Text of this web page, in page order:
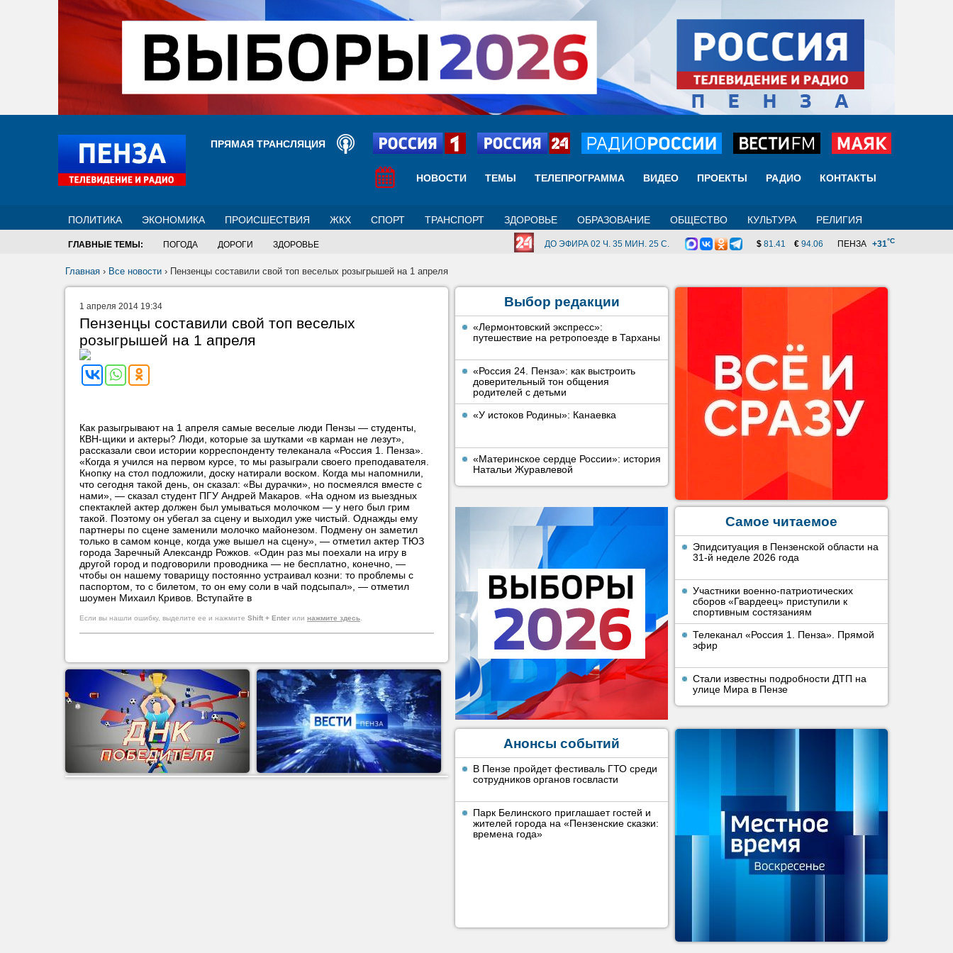
ПРЯМАЯ ТРАНСЛЯЦИЯ
НОВОСТИ ТЕМЫ ТЕЛЕПРОГРАММА ВИДЕО ПРОЕКТЫ РАДИО КОНТАКТЫ
ПОЛИТИКА ЭКОНОМИКА ПРОИСШЕСТВИЯ ЖКХ СПОРТ ТРАНСПОРТ ЗДОРОВЬЕ ОБРАЗОВАНИЕ ОБЩЕСТВО КУЛЬТУРА РЕЛИГИЯ
ГЛАВНЫЕ ТЕМЫ: ПОГОДА ДОРОГИ ЗДОРОВЬЕ ПЕНЗА +31°C
$ 81.41 € 94.06
ДО ЭФИРА 02 Ч. 35 МИН. 25 C.
Главная › Все новости › Пензенцы составили свой топ веселых розыгрышей на 1 апреля
Выбор редакции
«Лермонтовский экспресс»:
путешествие на ретропоезде в Тарханы
«Россия 24. Пенза»: как выстроить
доверительный тон общения
родителей с детьми
«У истоков Родины»: Канаевка
«Материнское сердце России»: история
Натальи Журавлевой
Самое читаемое
Эпидситуация в Пензенской области на
31-й неделе 2026 года
Участники военно-патриотических
сборов «Гвардеец» приступили к
спортивным состязаниям
Телеканал «Россия 1. Пенза». Прямой
эфир
Стали известны подробности ДТП на
улице Мира в Пензе
Анонсы событий
В Пензе пройдет фестиваль ГТО среди
сотрудников органов госвласти
Парк Белинского приглашает гостей и
жителей города на «Пензенские сказки:
времена года»
1 апреля 2014 19:34
Пензенцы составили свой топ веселых
розыгрышей на 1 апреля
Как разыгрывают на 1 апреля самые веселые люди Пензы — студенты,
КВН-щики и актеры? Люди, которые за шутками «в карман не лезут»,
рассказали свои истории корреспонденту телеканала «Россия 1. Пенза».
«Когда я учился на первом курсе, то мы разыграли своего преподавателя.
Кнопку на стол подложили, доску натирали воском. Когда мы напомнили,
что сегодня такой день, он сказал: «Вы дурачки», но посмеялся вместе с
нами», — сказал студент ПГУ Андрей Макаров. «На одном из выездных
спектаклей актер должен был умываться молочком — у него был грим
такой. Поэтому он убегал за сцену и выходил уже чистый. Однажды ему
партнеры по сцене заменили молочко майонезом. Подмену он заметил
только в самом конце, когда уже вышел на сцену», — отметил актер ТЮЗ
города Заречный Александр Рожков. «Один раз мы поехали на игру в
другой город и подговорили проводника — не бесплатно, конечно, —
чтобы он нашему товарищу постоянно устраивал козни: то проблемы с
паспортом, то с билетом, то он ему соли в чай подсыпал», — отметил
шоумен Михаил Кривов. Вступайте в
Если вы нашли ошибку, выделите ее и нажмите Shift + Enter или нажмите здесь